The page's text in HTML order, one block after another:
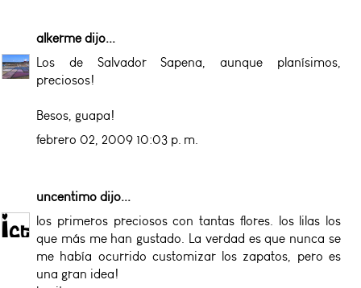
alkermedijo...
Los de Salvador Sapena, aunque planísimos,
preciosos!
Besos, guapa!
febrero 02, 2009 10:03 p. m.
uncentimo dijo...
los primeros preciosos con tantas flores. los lilas los
que más me han gustado. La verdad es que nunca se
me había ocurrido customizar los zapatos, pero es
una gran idea!